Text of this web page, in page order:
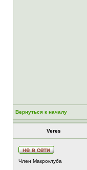
Вернуться к началу
Veres
Член Макроклуба